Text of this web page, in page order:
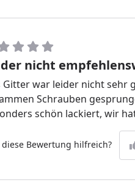
nicht
Gitter war leider nicht sehr
Schrauben
schön lackiert, wir
diese Bewertung hilfreich?